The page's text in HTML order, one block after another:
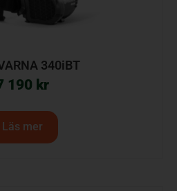
340iBT
190 kr
Läs mer